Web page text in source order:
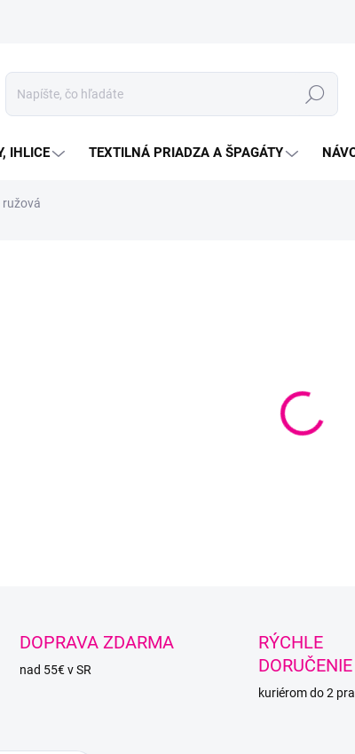
Hľadať
IHLICE TEXTILNÁ PRIADZA A ŠPAGÁTY
ružová
DOPRAVA ZDARMA
nad 55€ v SR
RÝCHLE
DORUČENIE
kuriérom do 2